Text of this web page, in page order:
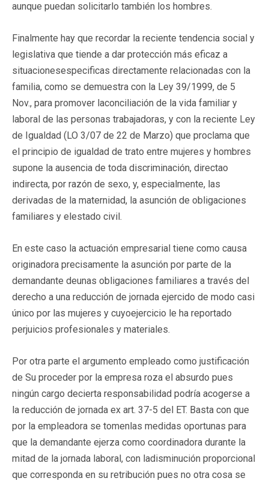
aunque puedan solicitarlo también los hombres.
Finalmente hay que recordar la reciente tendencia social y
legislativa que tiende a dar protección más eficaz a
situacionesespecificas directamente relacionadas con la
familia, como se demuestra con la Ley 39/1999, de 5
Nov., para promover laconciliación de la vida familiar y
laboral de las personas trabajadoras, y con la reciente Ley
de Igualdad (LO 3/07 de 22 de Marzo) que proclama que
el principio de igualdad de trato entre mujeres y hombres
supone la ausencia de toda discriminación, directao
indirecta, por razón de sexo, y, especialmente, las
derivadas de la maternidad, la asunción de obligaciones
familiares y elestado civil.
En este caso la actuación empresarial tiene como causa
originadora precisamente la asunción por parte de la
demandante deunas obligaciones familiares a través del
derecho a una reducción de jornada ejercido de modo casi
único por las mujeres y cuyoejercicio le ha reportado
perjuicios profesionales y materiales.
Por otra parte el argumento empleado como justificación
de Su proceder por la empresa roza el absurdo pues
ningún cargo decierta responsabilidad podría acogerse a
la reducción de jornada ex art. 37-5 del ET. Basta con que
por la empleadora se tomenlas medidas oportunas para
que la demandante ejerza como coordinadora durante la
mitad de la jornada laboral, con ladisminución proporcional
que corresponda en su retribución pues no otra cosa se